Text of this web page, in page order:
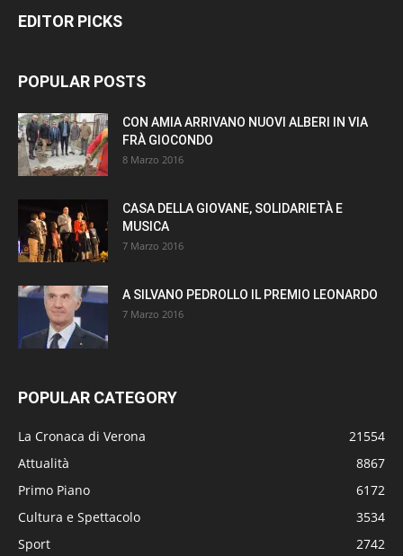
EDITOR PICKS
POPULAR POSTS
CON AMIA ARRIVANO NUOVI ALBERI IN VIA
FRÀ GIOCONDO
8 Marzo 2016
CASA DELLA GIOVANE, SOLIDARIETÀ E
MUSICA
7 Marzo 2016
A SILVANO PEDROLLO IL PREMIO LEONARDO
7 Marzo 2016
POPULAR CATEGORY
La Cronaca di Verona
21554
Attualità
8867
Primo Piano
6172
Cultura e Spettacolo
3534
Sport
2742